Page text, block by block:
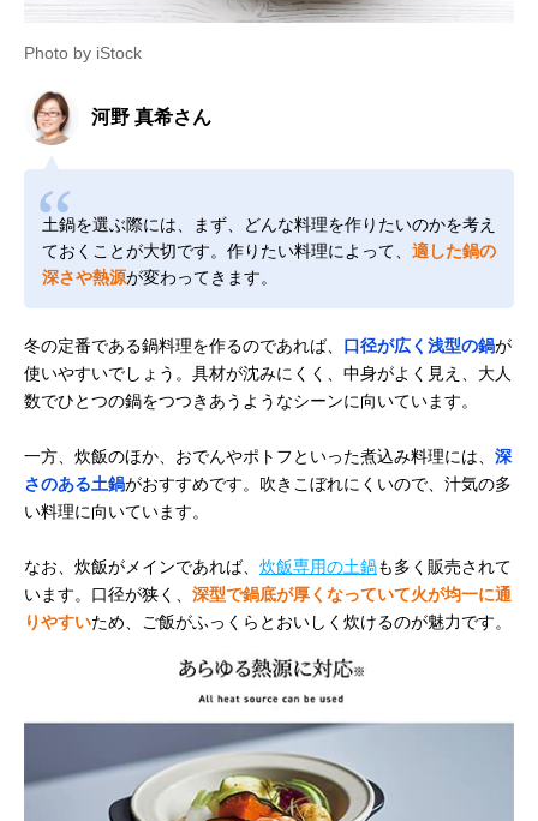
Photo by iStock
河野 真希さん
土鍋を選ぶ際には、まず、どんな料理を作りたいのかを考え
ておくことが大切です。作りたい料理によって、 適した鍋の
深さや熱源が変わってきます。
冬の定番である鍋料理を作るのであれば、 口径が広く浅型の鍋が
使いやすいでしょう。具材が沈みにくく、中身がよく見え、大人
数でひとつの鍋をつつきあうようなシーンに向いています。
一方、炊飯のほか、おでんやポトフといった煮込み料理には、 深
さのある土鍋がおすすめです。吹きこぼれにくいので、汁気の多
い料理に向いています。
なお、炊飯がメインであれば、 炊飯専用の土鍋も多く販売されて
います。口径が狭く、 深型で鍋底が厚くなっていて火が均一に通
りやすいため、ご飯がふっくらとおいしく炊けるのが魅力です。